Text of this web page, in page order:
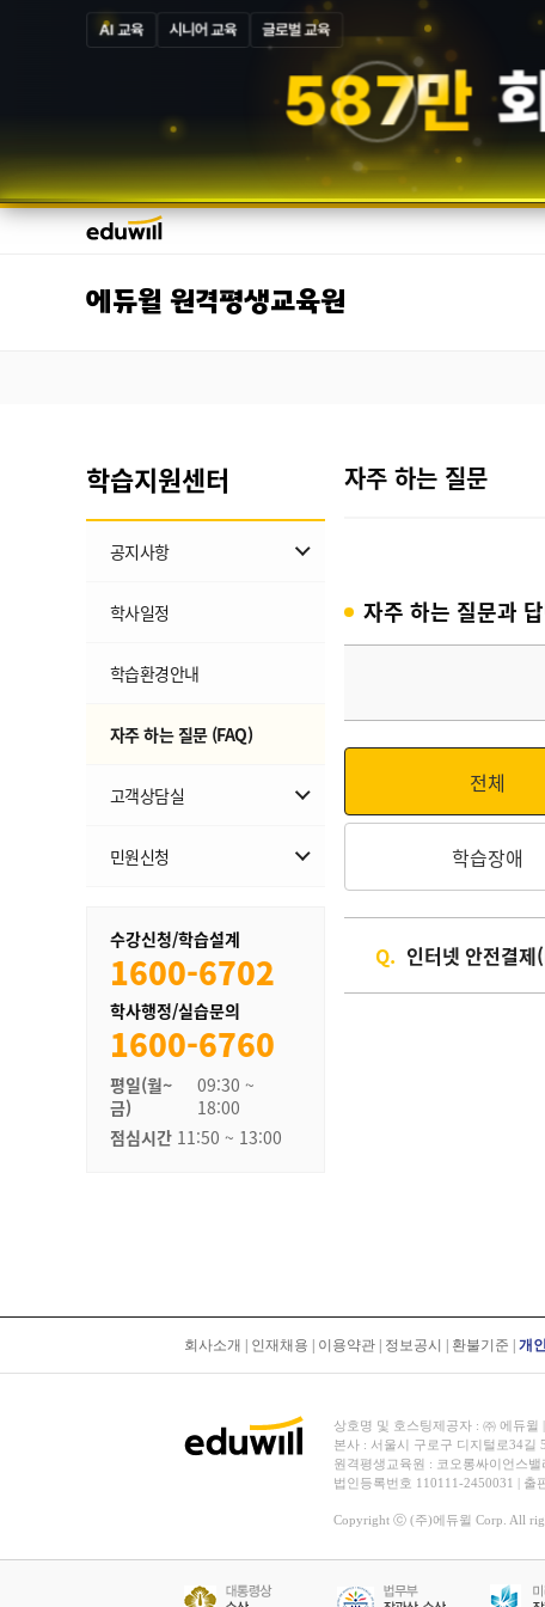
AI 교육 시니어 교육 글로벌 교육
587만
에듀윌 원격평생교육원
학습지원센터
공지사항
교육원 공지
학사일정
학습환경안내
자주 하는 질문 (FAQ)
고객상담실
무료학습설계
민원신청
내역조회
수강신청/학습설계
1600-6702
학사행정/실습문의
1600-6760
평일(월~
금)
09:30 ~
18:00
점심시간 11:50 ~ 13:00
자주 하는 질문
자주 하는 질문과
전체
학습장애
Q. 인터넷 안전결
회사소개 인재채용 이용약관 정보공시 환불기준 개
상호명 및 호스팅제공자 : ㈜ 에듀윌
본사 : 서울시 구로구 디지털로34길
원격평생교육원 : 코오롱싸이언스
법인등록번호 110111-2450031 | 출
Copyright ⓒ (주)에듀윌 Corp. All